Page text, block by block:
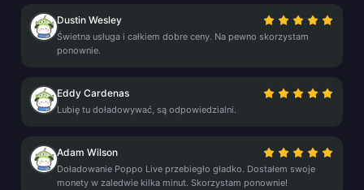
Dustin Wesley
Świetna usługa i całkiem dobre ceny. Na pewno skorzystam
ponownie.
Eddy Cardenas
Lubię tu doładowywać, są odpowiedzialni.
Adam Wilson
Doładowanie Poppo Live przebiegło gładko. Dostałem swoje
monety w zaledwie kilka minut. Skorzystam ponownie!